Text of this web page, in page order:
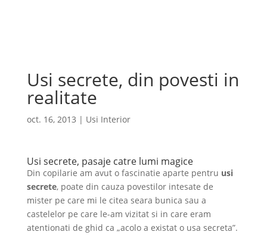
Usi secrete, din povesti in
realitate
oct. 16, 2013 | Usi Interior
Usi secrete, pasaje catre lumi magice
Din copilarie am avut o fascinatie aparte pentru usi
secrete, poate din cauza povestilor intesate de
mister pe care mi le citea seara bunica sau a
castelelor pe care le-am vizitat si in care eram
atentionati de ghid ca „acolo a existat o usa secreta”.